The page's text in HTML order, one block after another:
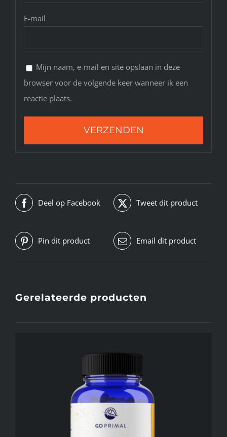
E-mail
Mijn naam, e-mail en site opslaan in deze
browser voor de volgende keer wanneer ik een
reactie plaats.
Deel op Facebook Tweet dit product
Pin dit product Email dit product
Gerelateerde producten